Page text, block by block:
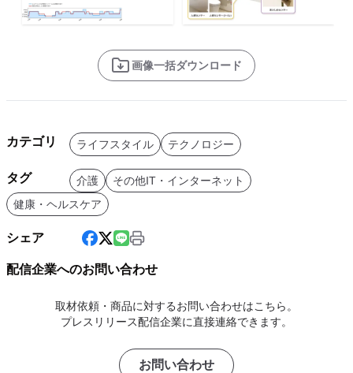
画像一括ダウンロード
カテゴリ ライフスタイル テクノロジー
タグ 介護
その他IT・インターネット
健康・ヘルスケア
シェア
配信企業へのお問い合わせ
取材依頼・商品に対するお問い合わせはこちら。
プレスリリース配信企業に直接連絡できます。
お問い合わせ